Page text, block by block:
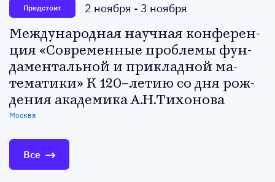
Предстоит 2 ноября - 3 ноября
Меж­ду­народ­ная на­уч­ная кон­фе­рен­
ция «Сов­ре­мен­ные проб­ле­мы фун­
да­мен­таль­ной и прик­ладной ма­
тема­тики» К 120–ле­тию со дня рож­
де­ния ака­деми­ка А.Н.Ти­хоно­ва
Москва
Все